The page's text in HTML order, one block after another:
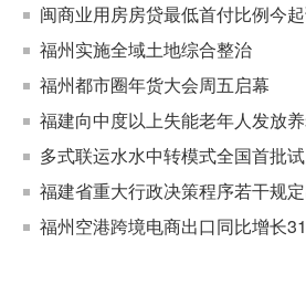
闽商业用房房贷最低首付比例今
福州实施全域土地综合整治
福州都市圈年货大会周五启幕
福建向中度以上失能老年人发放
多式联运水水中转模式全国首批
福建省重大行政决策程序若干规
福州空港跨境电商出口同比增长